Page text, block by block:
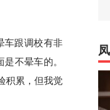
车跟调校有非
不晕车的。
积累，但我觉